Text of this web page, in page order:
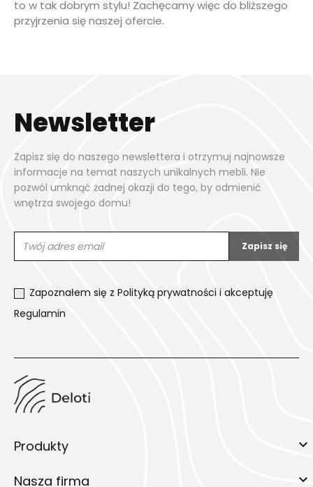
to w tak dobrym stylu! Zachęcamy więc do bliższego
przyjrzenia się naszej ofercie.
Newsletter
Zapisz się do naszego newslettera i otrzymuj najnowsze
informacje na temat naszych unikalnych mebli. Nie
pozwól umknąć żadnej okazji do tego, by odmienić
wnętrza swojego domu!
Zapoznałem się z Polityką prywatności i akceptuję
Regulamin
Produkty 
Nasza firma 